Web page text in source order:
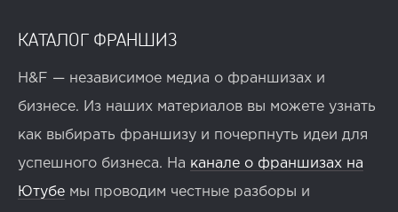
КАТАЛОГ ФРАНШИЗ
H&F — независимое медиа о франшизах и
бизнесе. Из наших материалов вы можете узнать
как выбирать франшизу и почерпнуть идеи для
успешного бизнеса. На канале о франшизах на
Ютубе мы проводим честные разборы и